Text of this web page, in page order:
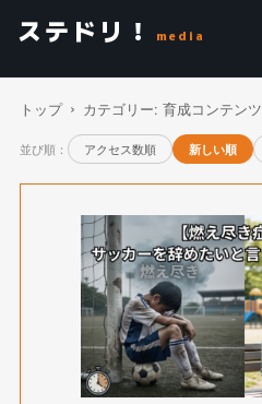
ステドリ！ media
トップ カテゴリー: 育成コンテンツ
並び順： アクセス数順 新しい順